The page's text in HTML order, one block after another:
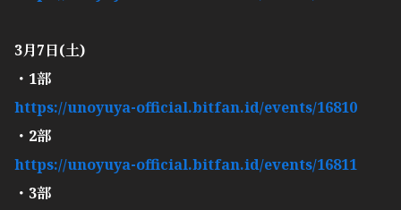
3月7日(土)
・1部
https://unoyuya-official.bitfan.id/events/16810
・2部
https://unoyuya-official.bitfan.id/events/16811
・3部